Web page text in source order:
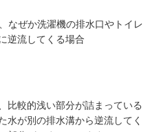
なぜか洗濯機の排水口やトイレ
逆流してくる場合
比較的浅い部分が詰まっている
水が別の排水溝から逆流してく